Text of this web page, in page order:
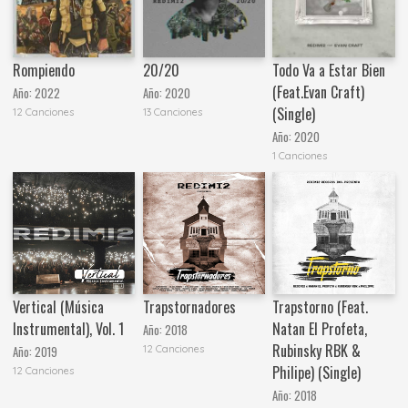
Rompiendo
Año:2022
12 Canciones
20/20
Año: 2020
13 Canciones
Todo Va a Estar Bien
(Feat.Evan Craft)
(Single)
Año:2020
1 Canciones
Vertical (Música
Instrumental), Vol. 1
Año:2019
12 Canciones
Trapstornadores
Año: 2018
12 Canciones
Trapstorno (Feat.
Natan El Profeta,
Rubinsky RBK &
Philipe) (Single)
Año:2018